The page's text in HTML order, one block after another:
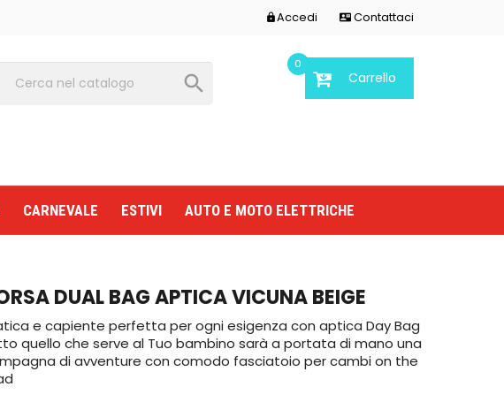
Accedi  Contattaci
 Carrello
0
CARNEVALE ESTIVI AUTO E MOTO ELETTRICHE
DUAL BAG APTICA VICUNA BEIGE
e capiente perfetta per ogni esigenza con aptica Day Bag
quello che serve al Tuo bambino sarà a portata di mano una
di avventure con comodo fasciatoio per cambi on the